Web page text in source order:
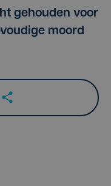
gehouden voor
moord